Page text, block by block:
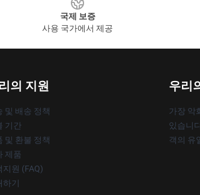
국제 보증
사용 국가에서 제공
의 지원
및 배송 정책
기간
및 환불 정책
제품
지원 (FAQ)
기
우리
가장 악
있습니
객의 유